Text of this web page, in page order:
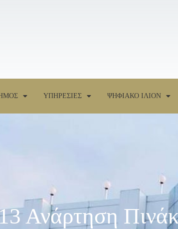
ΥΠΗΡΕΣΙΕΣ ΨΗΦΙΑΚΟ ΙΛΙΟΝ
Ανάρτηση